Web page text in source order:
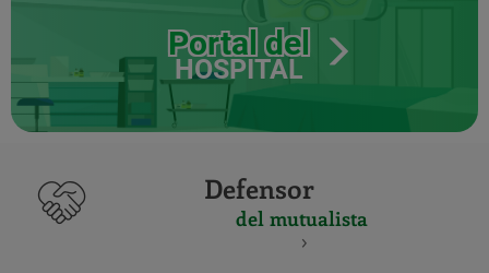
Portal del
HOSPITAL
Defensor
del mutualista